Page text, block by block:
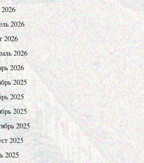
2026
2026
2026
2026
2025
2025
2025
2025
2025
2025